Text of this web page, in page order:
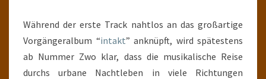
Während der erste Track nahtlos an das großartige
Vorgängeralbum “intakt” anknüpft, wird spätestens
ab Nummer Zwo klar, dass die musikalische Reise
durchs urbane Nachtleben in viele Richtungen